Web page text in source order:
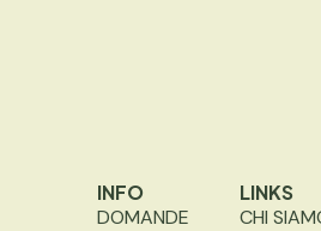
INFO
DOMANDE
LINKS
CHI